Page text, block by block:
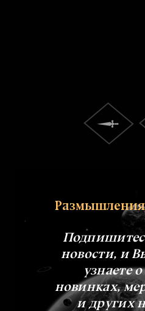
Размышления
новости, и
узнаете
новинках,
и других